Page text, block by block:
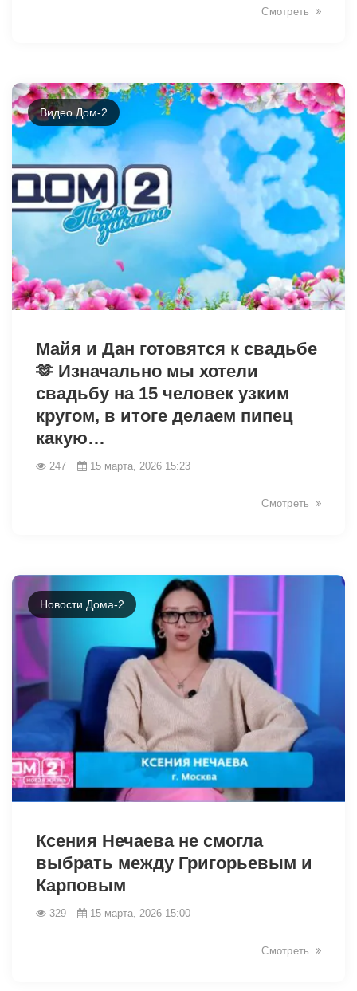
Смотреть
Видео Дом-2
Майя и Дан готовятся к свадьбе
🫶 Изначально мы хотели
свадьбу на 15 человек узким
кругом, в итоге делаем пипец
какую…
247 15 марта, 2026 15:23
Смотреть
Новости Дома-2
Ксения Нечаева не смогла
выбрать между Григорьевым и
Карповым
329 15 марта, 2026 15:00
Смотреть